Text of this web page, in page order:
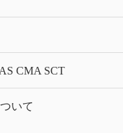
CMA SCT
いて